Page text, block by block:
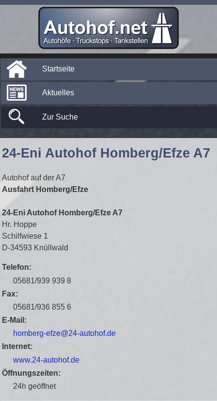
Startseite
Aktuelles
Zur Suche
24-Eni Autohof Homberg/Efze A7
Autohof auf der A7
Ausfahrt Homberg/Efze
24-Eni Autohof Homberg/Efze A7
Hr. Hoppe
Schilfwiese 1
D-34593 Knüllwald
Telefon:
05681/939 939 8
Fax:
05681/936 855 6
E-Mail:
homberg-efze@24-autohof.de
Internet:
www.24-autohof.de
Öffnungszeiten:
24h geöffnet